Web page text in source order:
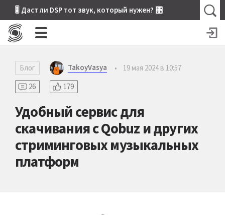
🎚 Даст ли DSP тот звук, который нужен? 🎛
Блог TakoyVasya •
19 мая 2024 в 10:57
26
179
Удобный сервис для
скачивания c Qobuz и других
стриминговых музыкальных
платформ